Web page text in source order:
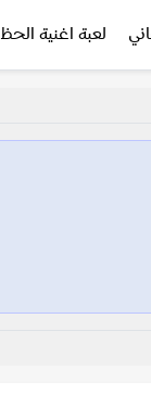
لعبة اغنية الحظ